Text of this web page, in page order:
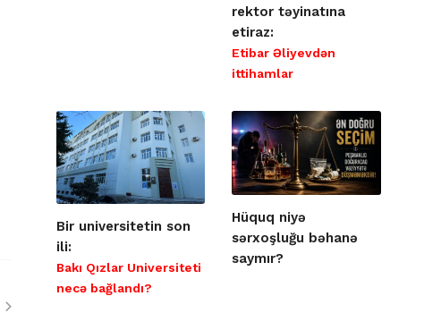
rektor təyinatına
etiraz:
Etibar Əliyevdən
ittihamlar
Bir universitetin son
ili:
Bakı Qızlar Universiteti
necə bağlandı?
Hüquq niyə
sərxoşluğu bəhanə
saymır?